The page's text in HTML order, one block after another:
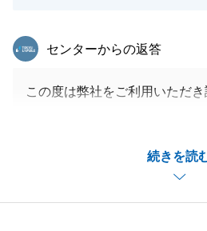
続きを読
東急リバブル
センターからの返答
この度は弊社をご利用いただ
までお手伝いできたことを大
今後も一営業として日々成長